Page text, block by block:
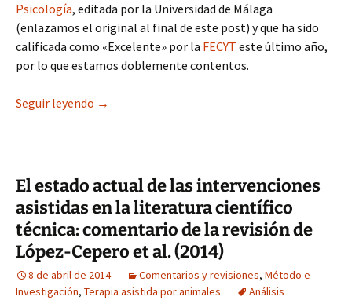
Psicología, editada por la Universidad de Málaga
(enlazamos el original al final de este post) y que ha sido
calificada como «Excelente» por la FECYT este último año,
por lo que estamos doblemente contentos.
Seguir leyendo Nuevo artículo: IAA y calidad de vida,
→
El estado actual de las intervenciones
asistidas en la literatura científico
técnica: comentario de la revisión de
López-Cepero et al. (2014)
8 de abril de 2014 Comentarios y revisiones, Método e
Investigación, Terapia asistida por animales
Análisis